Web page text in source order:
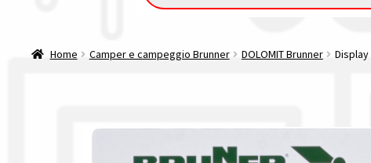
Spedizioni in europaSpedizioni in italiaTutte le categorie
Home Camper e campeggio Brunner DOLOMIT Brunner Display